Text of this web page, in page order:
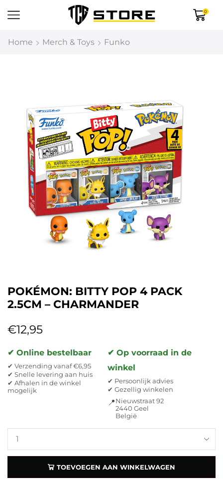
0
Home Merch & Toys Funko
POKÉMON: BITTY POP 4 PACK
2.5CM – CHARMANDER
€12,95
✔ Online bestelbaar
✔ Verzending vanaf €6,95
✔ Snelle levering aan huis
✔ Afhalen in de winkel
mogelijk
✔ Op voorraad in de
winkel
✔ Persoonlijk advies
✔ Gezellig winkelen
📍Nieuwstraat 92
2440 Geel
België
TOEVOEGEN AAN WINKELWAGEN